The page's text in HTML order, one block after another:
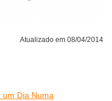
Atualizado em 08/04/2014
Dia Numa